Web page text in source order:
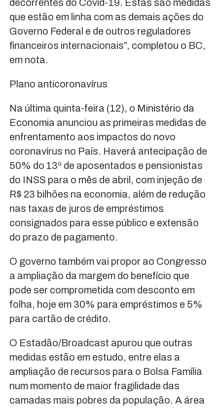
decorrentes do Covid-19. Estas são medidas
que estão em linha com as demais ações do
Governo Federal e de outros reguladores
financeiros internacionais”, completou o BC,
em nota.
Plano anticoronavírus
Na última quinta-feira (12), o Ministério da
Economia anunciou as primeiras medidas de
enfrentamento aos impactos do novo
coronavírus no País. Haverá antecipação de
50% do 13º de aposentados e pensionistas
do INSS para o mês de abril, com injeção de
R$ 23 bilhões na economia, além de redução
nas taxas de juros de empréstimos
consignados para esse público e extensão
do prazo de pagamento.
O governo também vai propor ao Congresso
a ampliação da margem do benefício que
pode ser comprometida com desconto em
folha, hoje em 30% para empréstimos e 5%
para cartão de crédito.
O Estadão/Broadcast apurou que outras
medidas estão em estudo, entre elas a
ampliação de recursos para o Bolsa Família
num momento de maior fragilidade das
camadas mais pobres da população. A área